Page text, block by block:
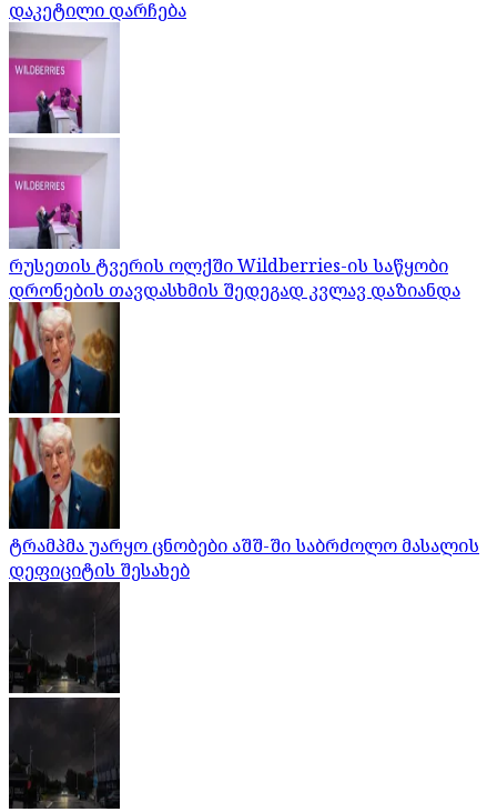
დაკეტილი დარჩება
რუსეთის ტვერის ოლქში Wildberries-ის საწყობი
დრონების თავდასხმის შედეგად კვლავ დაზიანდა
ტრამპმა უარყო ცნობები აშშ-ში საბრძოლო მასალის
დეფიციტის შესახებ